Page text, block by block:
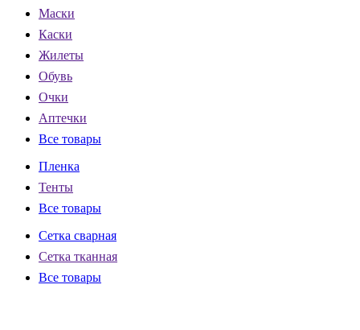
Маски
Каски
Жилеты
Обувь
Очки
Аптечки
Все товары
Пленка
Тенты
Все товары
Сетка сварная
Сетка тканная
Все товары